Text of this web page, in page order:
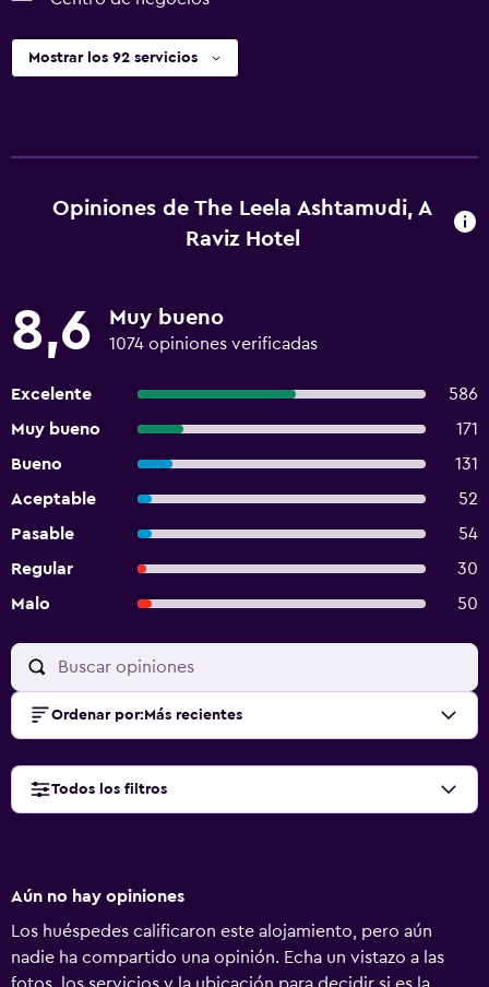
Mostrar los 92 servicios
Opiniones de The Leela Ashtamudi, A
Raviz Hotel
8,6 Muy bueno
1074 opiniones verificadas
Excelente
586
Muy bueno
171
Bueno
131
Aceptable
52
Pasable
54
Regular
30
Malo
50
Ordenar por: Más recientes
Todos los filtros
Aún no hay opiniones
Los huéspedes calificaron este alojamiento, pero aún
nadie ha compartido una opinión. Echa un vistazo a las